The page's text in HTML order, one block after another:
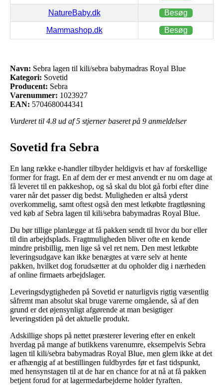
NatureBaby.dk Besøg
Mammashop.dk Besøg
Navn: Sebra lagen til kili/sebra babymadras Royal Blue
Kategori: Sovetid
Producent: Sebra
Varenummer: 1023927
EAN: 5704680044341
Vurderet til 4.8 ud af 5 stjerner baseret på 9 anmeldelser
Sovetid fra Sebra
En lang række e-handler tilbyder heldigvis et hav af forskellige
former for fragt. En af dem der er mest anvendt er nu om dage at
få leveret til en pakkeshop, og så skal du blot gå forbi efter dine
varer når det passer dig bedst. Muligheden er altså yderst
overkommelig, samt oftest også den mest letkøbte fragtløsning
ved køb af Sebra lagen til kili/sebra babymadras Royal Blue.
Du bør tillige planlægge at få pakken sendt til hvor du bor eller
til din arbejdsplads. Fragtmuligheden bliver ofte en kende
mindre prisbillig, men lige så vel ret nem. Den mest letkøbte
leveringsudgave kan ikke benægtes at være selv at hente
pakken, hvilket dog forudsætter at du opholder dig i nærheden
af online firmaets arbejdslager.
Leveringsdygtigheden på Sovetid er naturligvis rigtig væsentlig
såfremt man absolut skal bruge varerne omgående, så af den
grund er det øjensynligt afgørende at man besigtiger
leveringstiden på det aktuelle produkt.
Adskillige shops på nettet præsterer levering efter en enkelt
hverdag på mange af butikkens varenumre, eksempelvis Sebra
lagen til kili/sebra babymadras Royal Blue, men glem ikke at det
er afhængig af at bestillingen fuldbyrdes før et fast tidspunkt,
med hensynstagen til at de har en chance for at nå at få pakken
betjent forud for at lagermedarbejderne holder fyraften.